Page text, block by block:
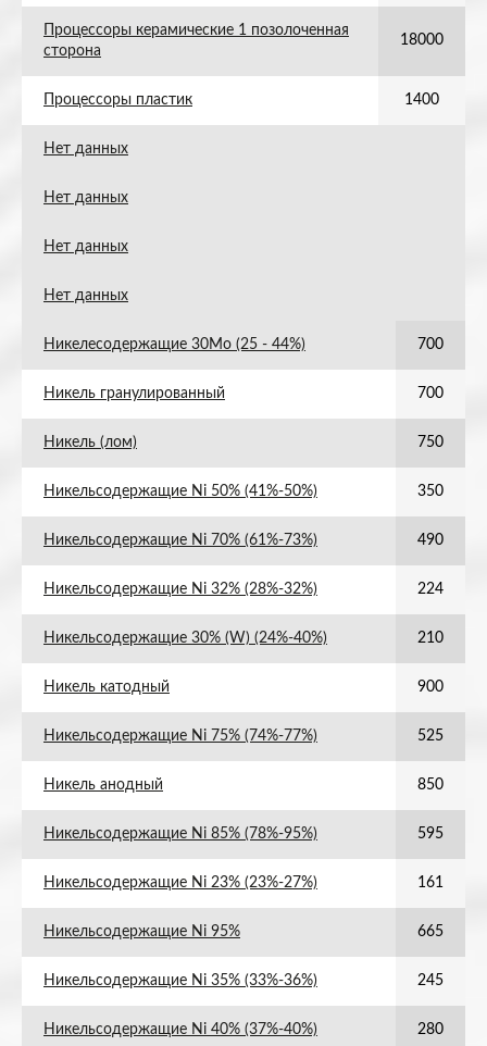
Процессоры керамические 1 позолоченная
сторона
18000
Процессоры пластик 1400
Нет данных
Нет данных
Нет данных
Нет данных
Никелесодержащие 30Mo (25 - 44%) 700
Никель гранулированный 700
Никель (лом) 750
Никельсодержащие Ni 50% (41%-50%) 350
Никельсодержащие Ni 70% (61%-73%) 490
Никельсодержащие Ni 32% (28%-32%) 224
Никельсодержащие 30% (W) (24%-40%) 210
Никель катодный 900
Никельсодержащие Ni 75% (74%-77%) 525
Никель анодный 850
Никельсодержащие Ni 85% (78%-95%) 595
Никельсодержащие Ni 23% (23%-27%) 161
Никельсодержащие Ni 95% 665
Никельсодержащие Ni 35% (33%-36%) 245
Никельсодержащие Ni 40% (37%-40%) 280